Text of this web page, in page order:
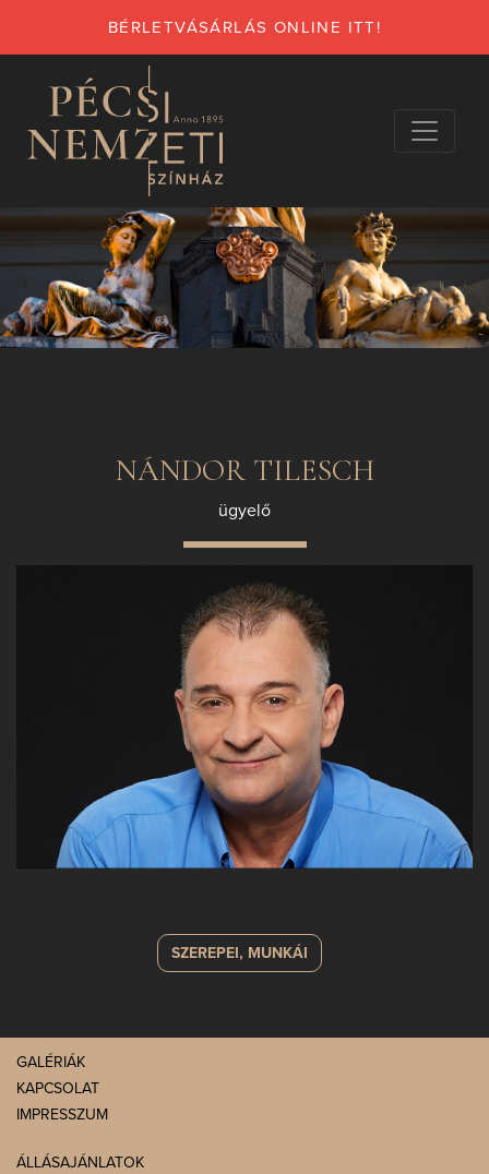
BÉRLETVÁSÁRLÁS ONLINE ITT!
NÁNDOR TILESCH
ügyelő
SZEREPEI, MUNKÁI
GALÉRIÁK
KAPCSOLAT
IMPRESSZUM
ÁLLÁSAJÁNLATOK